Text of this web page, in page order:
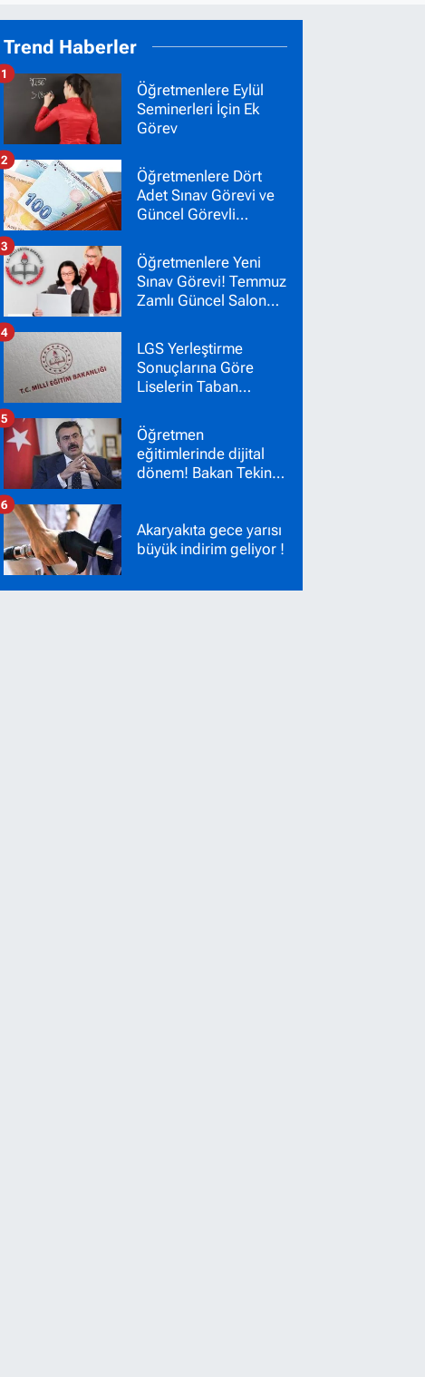
Trend Haberler
Öğretmenlere Eylül
Seminerleri İçin Ek
Görev
1
Öğretmenlere Dört
Adet Sınav Görevi ve
Güncel Görevli
2
Öğretmenlere Yeni
Sınav Görevi! Temmuz
Zamlı Güncel Salon
Ücretleri
3
LGS Yerleştirme
Sonuçlarına Göre
Liselerin Taban
Nakil Başvuruları
Başladı!
4
Öğretmen
eğitimlerinde dijital
dönem! Bakan Tekin
5
Akaryakıta gece yarısı
büyük indirim geliyor !
6